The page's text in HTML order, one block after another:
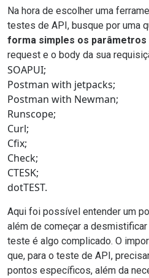
Na hora de escolher uma
testes de API, busque por uma
forma simples os parâmetros
request e o body da sua
SOAPUI;
Postman with jetpacks;
Postman with Newman;
Runscope;
Curl;
Cfix;
Check;
CTESK;
dotTEST.
Aqui foi possível entender um
além de começar a
teste é algo complicado. O
que, para o teste de API,
pontos específicos, além da